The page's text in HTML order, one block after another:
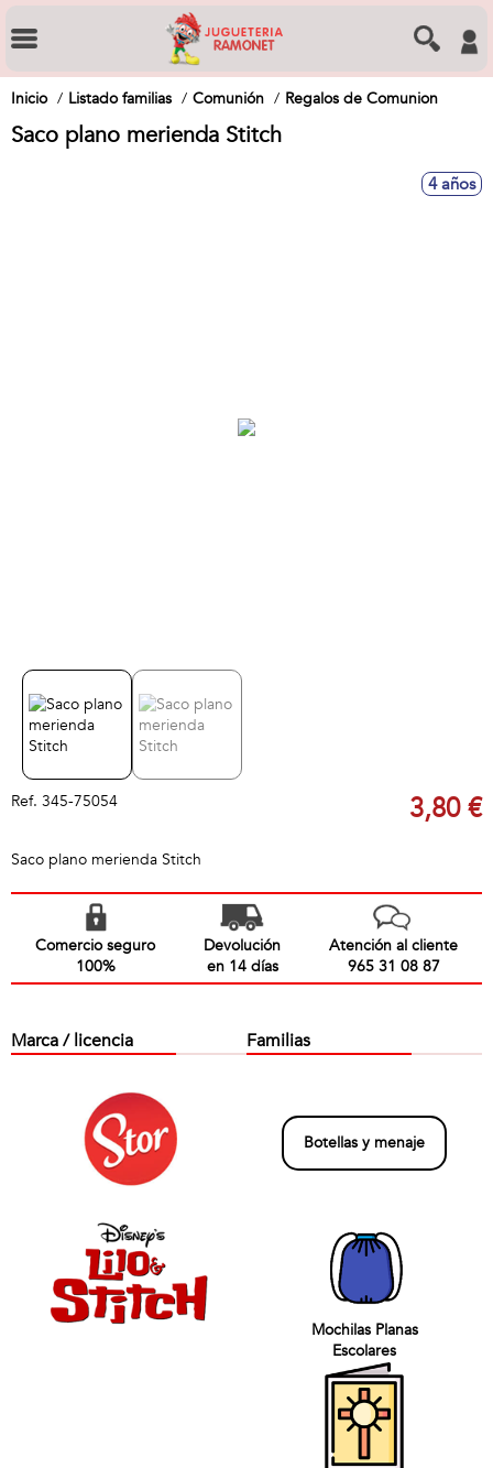
Inicio Listado familias Comunión Regalos de Comunion
Saco plano merienda Stitch
4 años
Ref. 345-75054 3,80 €
Saco plano merienda Stitch
Comercio seguro
100%
Devolución
en 14 días
Atención al cliente
965 31 08 87
Marca / licencia Familias
Botellas y menaje
Mochilas Planas
Escolares